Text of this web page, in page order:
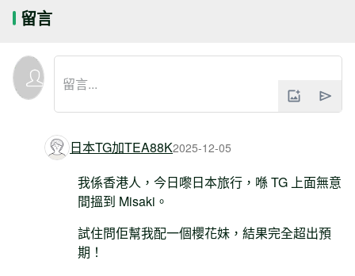
留言
日本TG加TEA88K2025-12-05
我係香港人，今日嚟日本旅行，喺 TG 上面無意
間搵到 Misaki。
試住問佢幫我配一個櫻花妹，結果完全超出預
期！